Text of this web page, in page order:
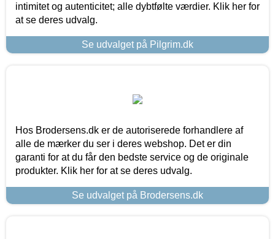
intimitet og autenticitet; alle dybtfølte værdier. Klik her for
at se deres udvalg.
Se udvalget på Pilgrim.dk
Hos Brodersens.dk er de autoriserede forhandlere af
alle de mærker du ser i deres webshop. Det er din
garanti for at du får den bedste service og de originale
produkter. Klik her for at se deres udvalg.
Se udvalget på Brodersens.dk